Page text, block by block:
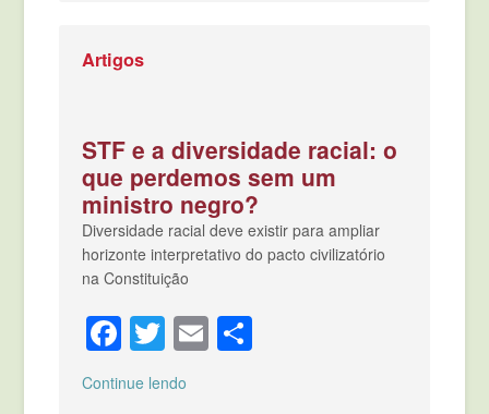
Artigos
STF e a diversidade racial: o
que perdemos sem um
ministro negro?
Diversidade racial deve existir para ampliar
horizonte interpretativo do pacto civilizatório
na Constituição
Facebook
Twitter
Email
Continue lendo